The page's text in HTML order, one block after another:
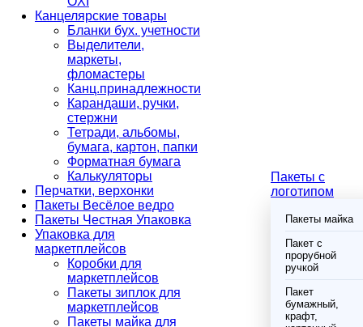
Канцелярские товары
Бланки бух. учетности
Выделители,
маркеты,
фломастеры
Канц.принадлежности
Карандаши, ручки,
стержни
Тетради, альбомы,
бумага, картон, папки
Форматная бумага
Калькуляторы
Перчатки, верхонки
Пакеты Весёлое ведро
Пакеты Честная Упаковка
Упаковка для
маркетплейсов
Коробки для
маркетплейсов
Пакеты зиплок для
маркетплейсов
Пакеты майка для
Пакеты с
логотипом
Пакеты майка
Пакет с
прорубной
ручкой
Пакет
бумажный,
крафт,